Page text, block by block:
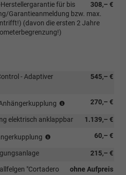
308,– €
für bis
Garantieanmeldung bzw. max.
(davon die ersten 2 Jahre
545,– €
- Adaptiver
270,– €
mit
1.139,– €
elektrisch anklappbar
60,– €
215,– €
ohne Aufpreis
"Cortadero